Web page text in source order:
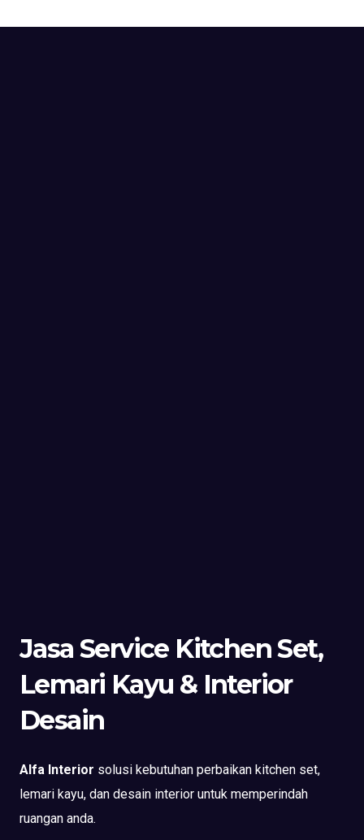
Jasa Service Kitchen Set,
Lemari Kayu & Interior
Desain
Alfa Interior solusi kebutuhan perbaikan kitchen set,
lemari kayu, dan desain interior untuk memperindah
ruangan anda.